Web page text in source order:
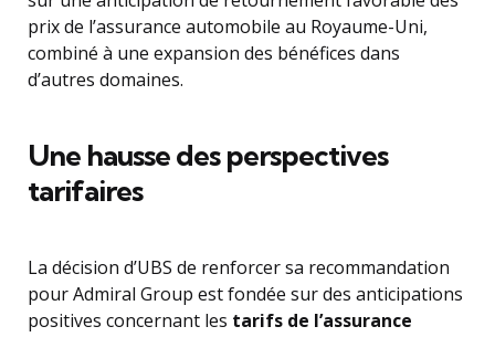
prix de l’assurance automobile au Royaume-Uni,
combiné à une expansion des bénéfices dans
d’autres domaines.
Une hausse des perspectives
tarifaires
La décision d’UBS de renforcer sa recommandation
pour Admiral Group est fondée sur des anticipations
positives concernant les tarifs de l’assurance